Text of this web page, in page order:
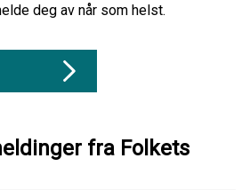
deg av når som helst.
fra Folkets